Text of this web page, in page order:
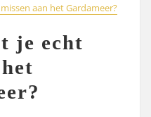
aan het Gardameer?
je echt